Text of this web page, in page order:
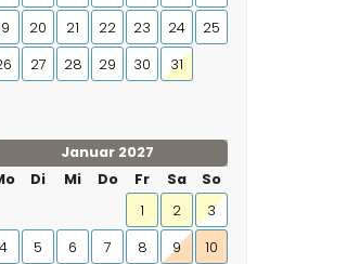
20 21 22 23 24
25
27 28 29 30 31
Januar 2027
Di Mi Do Fr Sa
So
1
2
3
4
5 6 7 8 9
10